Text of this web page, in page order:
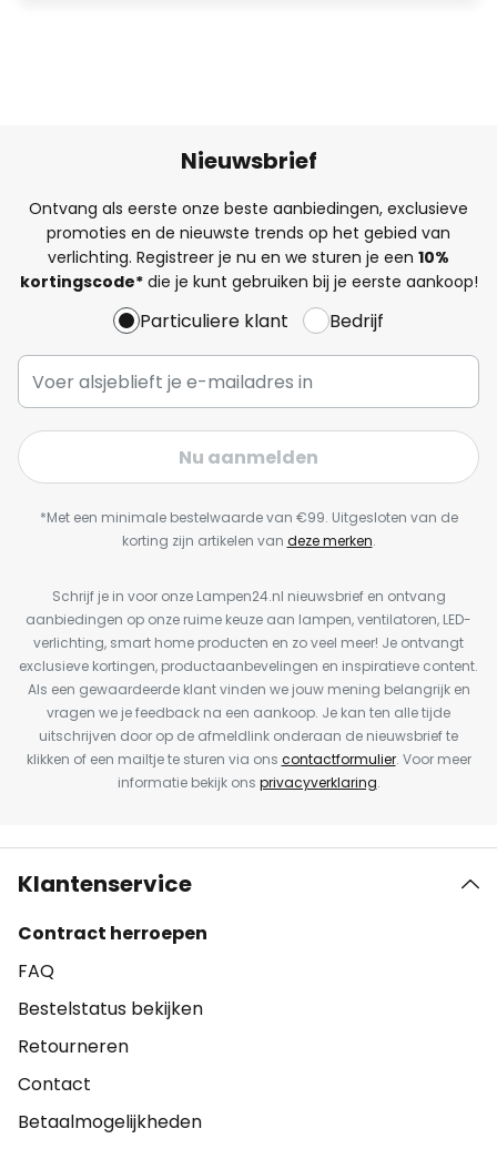
Nieuwsbrief
Ontvang als eerste onze beste aanbiedingen, exclusieve
promoties en de nieuwste trends op het gebied van
verlichting. Registreer je nu en we sturen je een 10%
kortingscode*die je kunt gebruiken bij je eerste aankoop!
Particuliere klant Bedrijf
Nu aanmelden
*Met een minimale bestelwaarde van €99. Uitgesloten van de
korting zijn artikelen van deze merken.
Schrijf je in voor onze Lampen24.nl nieuwsbrief en ontvang
aanbiedingen op onze ruime keuze aan lampen, ventilatoren, LED-
verlichting, smart home producten en zo veel meer! Je ontvangt
exclusieve kortingen, productaanbevelingen en inspiratieve content.
Als een gewaardeerde klant vinden we jouw mening belangrijk en
vragen we je feedback na een aankoop. Je kan ten alle tijde
uitschrijven door op de afmeldlink onderaan de nieuwsbrief te
klikken of een mailtje te sturen via ons contactformulier. Voor meer
informatie bekijk ons privacyverklaring.
Klantenservice
Contract herroepen
FAQ
Bestelstatus bekijken
Retourneren
Contact
Betaalmogelijkheden